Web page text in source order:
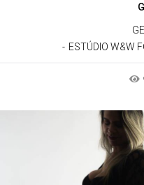
ESTÚDIO W&W